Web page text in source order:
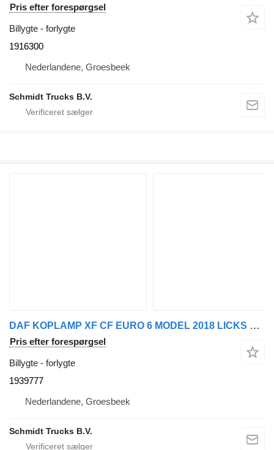
Pris efter forespørgsel
Billygte - forlygte
1916300
Nederlandene, Groesbeek
Schmidt Trucks B.V.
DAF KOPLAMP XF CF EURO 6 MODEL 2018 LICKS 1939777 forlygte til lastbil
Pris efter forespørgsel
Billygte - forlygte
1939777
Nederlandene, Groesbeek
Schmidt Trucks B.V.